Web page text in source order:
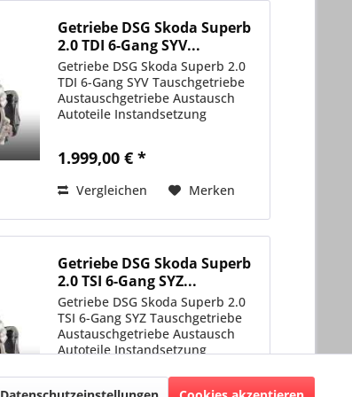
Getriebe DSG Skoda Superb
2.0 TDI 6-Gang SYV...
Getriebe DSG Skoda Superb 2.0
TDI 6-Gang SYV Tauschgetriebe
Austauschgetriebe Austausch
Autoteile Instandsetzung
1.999,00 € *
Vergleichen Merken
Getriebe DSG Skoda Superb
2.0 TSI 6-Gang SYZ...
Getriebe DSG Skoda Superb 2.0
TSI 6-Gang SYZ Tauschgetriebe
Austauschgetriebe Austausch
Autoteile Instandsetzung
Aktiv